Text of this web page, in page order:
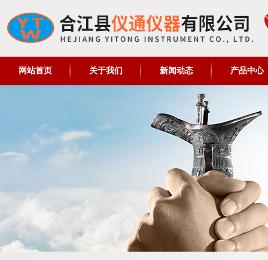
网站首页 关于我们 新闻动态 产品中心